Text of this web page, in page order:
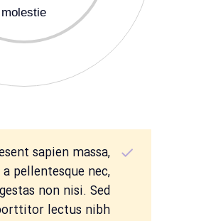
molestie
sapien massa,
pellentesque nec,
non nisi. Sed
lectus nibh.